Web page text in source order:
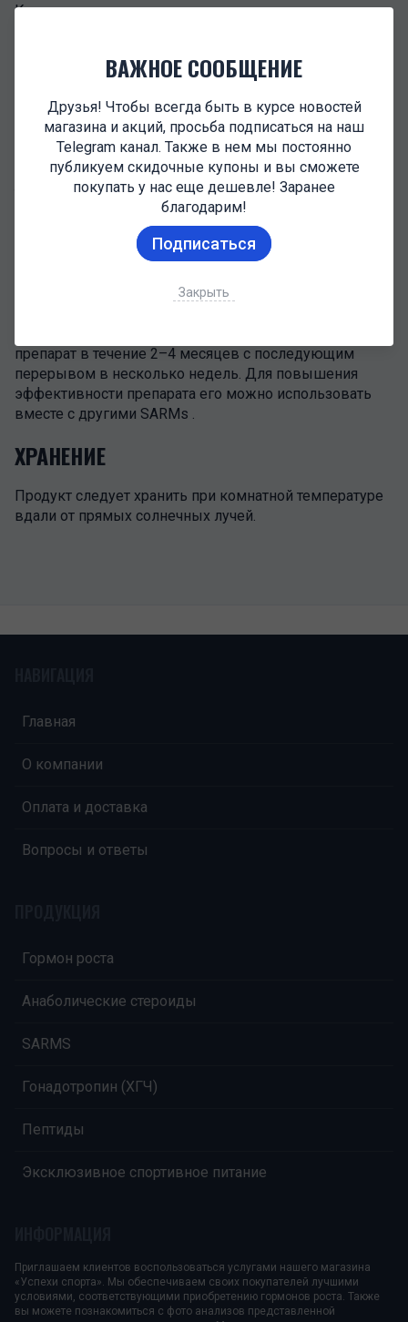
ВАЖНОЕ СООБЩЕНИЕ
Друзья! Чтобы всегда быть в курсе новостей
магазина и акций, просьба подписаться на наш
Telegram канал. Также в нем мы постоянно
публикуем скидочные купоны и вы сможете
покупать у нас еще дешевле! Заранее
благодарим!
Подписаться
Закрыть
Кроме того, он препятствует развитию гинекомастии,
ПРИЕМ ДОБАВОК
-Дает толчок к набору веса быстро и без отскока;\
-Приводит к увеличению плотности мышц и приносит
рельеф;\ -Облегчает процесс похудения и приводит в
тонус;\ -Увеличивает выносливость и силу;\
-Повышает прочность костей, связок и сухожилий;\
-Предотвращает и минимизирует негативные
последствия приема стероидов.
РЕКОМЕНДУЕМЫЙ КУРС ПРИЕМА
препарат в течение 2–4 месяцев с последующим
перерывом в несколько недель. Для повышения
эффективности препарата его можно использовать
вместе с другими SARMs .
ХРАНЕНИЕ
Продукт следует хранить при комнатной температуре
вдали от прямых солнечных лучей.
Главная
О компании
Оплата и доставка
Вопросы и ответы
Гормон роста
Анаболические стероиды
SARMS
Гонадотропин (ХГЧ)
Пептиды
Эксклюзивное спортивное питание
Приглашаем клиентов воспользоваться услугами нашего магазина
«Успехи спорта». Мы обеспечиваем своих покупателей лучшими
условиями, соответствующими приобретению гормонов роста. Также
вы можете познакомиться с фото анализов представленной